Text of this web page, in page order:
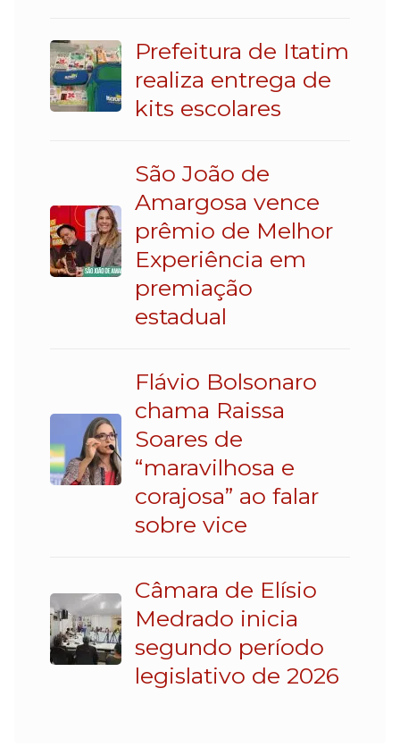
Prefeitura de Itatim
realiza entrega de
kits escolares
São João de
Amargosa vence
prêmio de Melhor
Experiência em
premiação
estadual
Flávio Bolsonaro
chama Raissa
Soares de
“maravilhosa e
corajosa” ao falar
sobre vice
Câmara de Elísio
Medrado inicia
segundo período
legislativo de 2026